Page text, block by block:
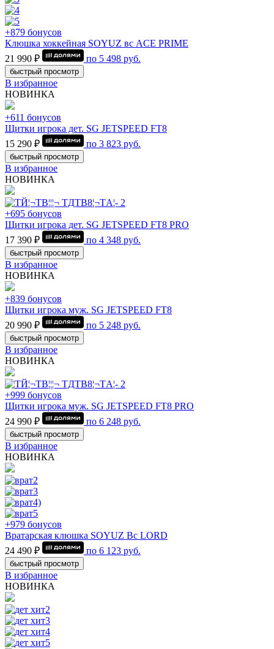
+879 бонусов
Клюшка хоккейная SOYUZ вс ACE PRIME
21 990 ₽
по 5 498 руб.
быстрый просмотр
В избранное
НОВИНКА
+611 бонусов
Щитки игрока дет. SG JETSPEED FT8
15 290 ₽
по 3 823 руб.
быстрый просмотр
В избранное
НОВИНКА
+695 бонусов
Щитки игрока дет. SG JETSPEED FT8 PRO
17 390 ₽
по 4 348 руб.
быстрый просмотр
В избранное
НОВИНКА
+839 бонусов
Щитки игрока муж. SG JETSPEED FT8
20 990 ₽
по 5 248 руб.
быстрый просмотр
В избранное
НОВИНКА
+999 бонусов
Щитки игрока муж. SG JETSPEED FT8 PRO
24 990 ₽
по 6 248 руб.
быстрый просмотр
В избранное
НОВИНКА
+979 бонусов
Вратарская клюшка SOYUZ Bc LORD
24 490 ₽
по 6 123 руб.
быстрый просмотр
В избранное
НОВИНКА